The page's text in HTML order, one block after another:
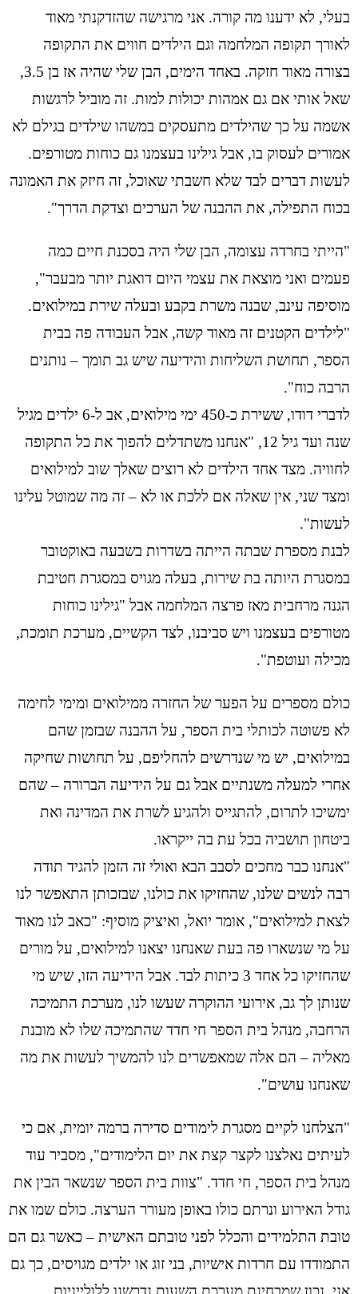
בעלי, לא ידענו מה קורה. אני מרגישה שהזדקנתי מאוד
לאורך תקופה המלחמה וגם הילדים חווים את התקופה
בצורה מאוד חזקה. באחד הימים, הבן שלי שהיה אז בן 3.5,
שאל אותי אם גם אמהות יכולות למות. זה מוביל לרגשות
אשמה על כך שהילדים מתעסקים במשהו שילדים בגילם לא
אמורים לעסוק בו, אבל גילינו בעצמנו גם כוחות מטורפים.
לעשות דברים לבד שלא חשבתי שאוכל, זה חיזק את האמונה
בכוח התפילה, את ההבנה של הערכים וצדקת הדרך".
"הייתי בחרדה עצומה, הבן שלי היה בסכנת חיים כמה
פעמים ואני מוצאת את עצמי היום דואגת יותר מבעבר",
מוסיפה עינב, שבנה משרת בקבע ובעלה שירת במילואים.
"לילדים הקטנים זה מאוד קשה, אבל העבודה פה בבית
הספר, תחושת השליחות והידיעה שיש גב תומך – נותנים
הרבה כוח".
לדברי דודו, ששירת כ-450 ימי מילואים, אב ל-6 ילדים מגיל
שנה ועד גיל 12, "אנחנו משתדלים להפוך את כל התקופה
לחוויה. מצד אחד הילדים לא רוצים שאלך שוב למילואים
ומצד שני, אין שאלה אם ללכת או לא – זה מה שמוטל עלינו
לעשות".
לבנת מספרת שבתה הייתה בשדרות בשבעה באוקטובר
במסגרת היותה בת שירות, בעלה מגויס במסגרת חטיבת
הגנה מרחבית מאז פרצה המלחמה אבל "גילינו כוחות
מטורפים בעצמנו ויש סביבנו, לצד הקשיים, מערכת תומכת,
מכילה ועוטפת".
כולם מספרים על הפער של החזרה ממילואים ומימי לחימה
לא פשוטה לכותלי בית הספר, על ההבנה שבזמן שהם
במילואים, יש מי שנדרשים להחליפם, על תחושות שחיקה
אחרי למעלה משנתיים אבל גם על הידיעה הברורה – שהם
ימשיכו לתרום, להתגייס ולהגיע לשרת את המדינה ואת
ביטחון תושביה בכל עת בה ייקראו.
"אנחנו כבר מחכים לסבב הבא ואולי זה הזמן להגיד תודה
רבה לנשים שלנו, שהחזיקו את כולנו, שבזכותן התאפשר לנו
לצאת למילואים", אומר יואל, ואיציק מוסיף: "כאב לנו מאוד
על מי שנשארו פה בעת שאנחנו יצאנו למילואים, על מורים
שהחזיקו כל אחד 3 כיתות לבד. אבל הידיעה הזו, שיש מי
שנותן לך גב, אירועי ההוקרה שעשו לנו, מערכת התמיכה
הרחבה, מנהל בית הספר חי חדד שהתמיכה שלו לא מובנת
מאליה – הם אלה שמאפשרים לנו להמשיך לעשות את מה
שאנחנו עושים".
"הצלחנו לקיים מסגרת לימודים סדירה ברמה יומית, אם כי
לעיתים נאלצנו לקצר קצת את יום הלימודים", מסביר עוד
מנהל בית הספר, חי חדד. "צוות בית הספר שנשאר הבין את
גודל האירוע ונרתם כולו באופן מעורר הערצה. כולם שמו את
טובת התלמידים והכלל לפני טובתם האישית – כאשר גם הם
התמודדו עם חרדות אישיות, בני זוג או ילדים מגויסים, כך גם